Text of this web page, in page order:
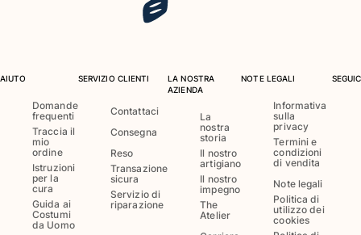
Vedi tutti i Costumi da bagno
Tute
Pantaloncini
T-shirt
Vedi tutti i Abbigliamento
Neonato
AIUTO
Domande
frequenti
Traccia il
mio
ordine
Istruzioni
per la
cura
Guida ai
Costumi
da Uomo
SERVIZIO CLIENTI
Contattaci
Consegna
Reso
Transazione
sicura
Servizio di
riparazione
LA NOSTRA
AZIENDA
La
nostra
storia
Il nostro
artigiano
Il nostro
impegno
The
Atelier
NOTE LEGALI
Informativa
sulla
privacy
Termini e
condizioni
di vendita
Note legali
Politica di
utilizzo dei
cookies